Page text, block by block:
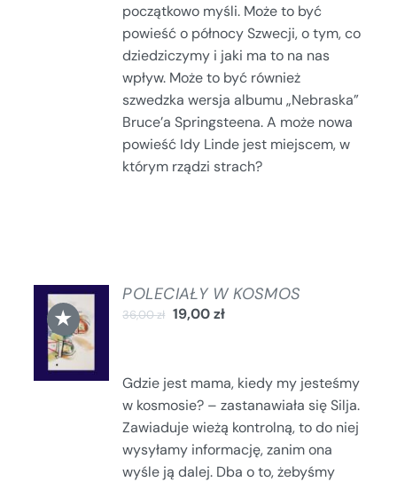
początkowo myśli. Może to być
powieść o północy Szwecji, o tym, co
dziedziczymy i jaki ma to na nas
wpływ. Może to być również
szwedzka wersja albumu „Nebraska”
Bruce’a Springsteena. A może nowa
powieść Idy Linde jest miejscem, w
którym rządzi strach?
★
DODAJ
DO
KOSZYKA
/
SZCZEGÓŁY
POLECIAŁY W KOSMOS
36,00zł 19,00zł
Gdzie jest mama, kiedy my jesteśmy
w kosmosie? – zastanawiała się Silja.
Zawiaduje wieżą kontrolną, to do niej
wysyłamy informację, zanim ona
wyśle ją dalej. Dba o to, żebyśmy